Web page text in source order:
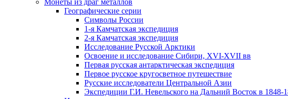
Географические серии
Символы России
1-я Камчатская экспедиция
2-я Камчатская экспедиция
Исследование Русской Арктики
Освоение и исследование Сибири, XVI-XVII вв
Первая русская антарктическая экспедиция
Первое русское кругосветное путешествие
Русские исследователи Центральной Азии
Экспедиции Г.И. Невельского на Дальний Восток в 1848-